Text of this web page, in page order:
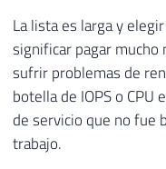
La lista es larga y
significar pagar
sufrir problemas de
botella de IOPS o CPU
de servicio que no fue
trabajo.